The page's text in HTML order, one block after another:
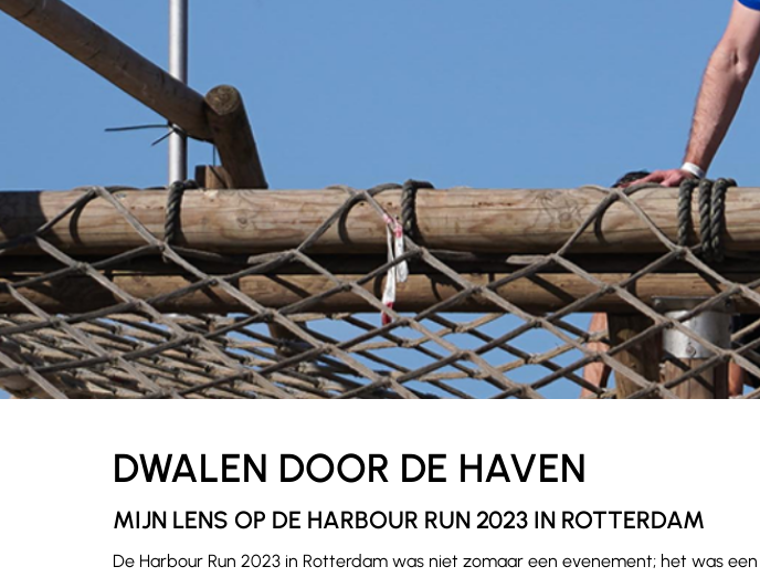
DWALEN DOOR DE HAVEN
MIJN LENS OP DE HARBOUR RUN 2023 IN ROTTERDAM
De Harbour Run 2023 in Rotterdam was niet zomaar een evenement; het was